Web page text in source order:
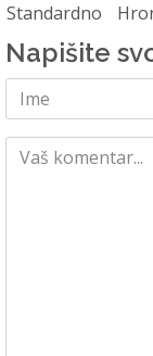
Standardno
Napišite